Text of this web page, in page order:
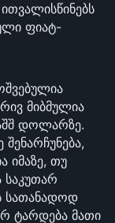
ფიატ-
მიბმულია
დოლარზე.
იმაზე, თუ
საკუთარ
სათანადოდ
ტარდება მათი